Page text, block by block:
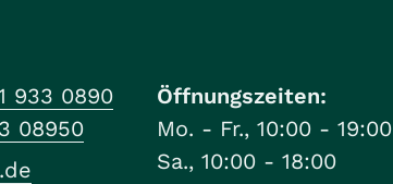
933 0890
08950
Öffnungszeiten:
Mo. - Fr., 10:00 - 19:00
Sa., 10:00 - 18:00